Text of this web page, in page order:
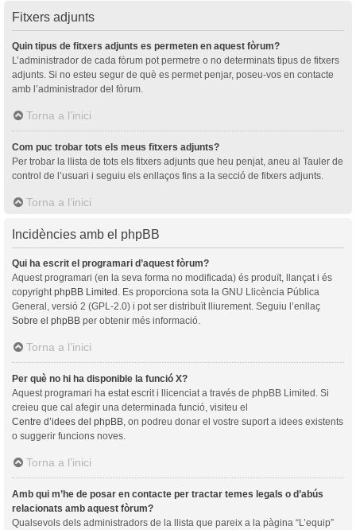
Fitxers adjunts
Quin tipus de fitxers adjunts es permeten en aquest fòrum?
L’administrador de cada fòrum pot permetre o no determinats tipus de fitxers
adjunts. Si no esteu segur de què es permet penjar, poseu-vos en contacte
amb l’administrador del fòrum.
Torna a l’inici
Com puc trobar tots els meus fitxers adjunts?
Per trobar la llista de tots els fitxers adjunts que heu penjat, aneu al Tauler de
control de l’usuari i seguiu els enllaços fins a la secció de fitxers adjunts.
Torna a l’inici
Incidències amb el phpBB
Qui ha escrit el programari d’aquest fòrum?
Aquest programari (en la seva forma no modificada) és produït, llançat i és
copyright phpBB Limited . Es proporciona sota la GNU Llicència Pública
General, versió 2 (GPL-2.0) i pot ser distribuït lliurement. Seguiu l’enllaç
Sobre el phpBB per obtenir més informació.
Torna a l’inici
Per què no hi ha disponible la funció X?
Aquest programari ha estat escrit i llicenciat a través de phpBB Limited. Si
creieu que cal afegir una determinada funció, visiteu el
Centre d’idees del phpBB , on podreu donar el vostre suport a idees existents
o suggerir funcions noves.
Torna a l’inici
Amb qui m’he de posar en contacte per tractar temes legals o d’abús
relacionats amb aquest fòrum?
Qualsevols dels administradors de la llista que pareix a la pàgina “L’equip”